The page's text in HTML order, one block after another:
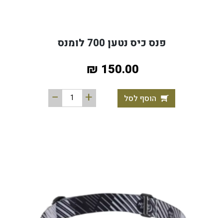
פנס כיס נטען 700 לומנס
150.00 ₪